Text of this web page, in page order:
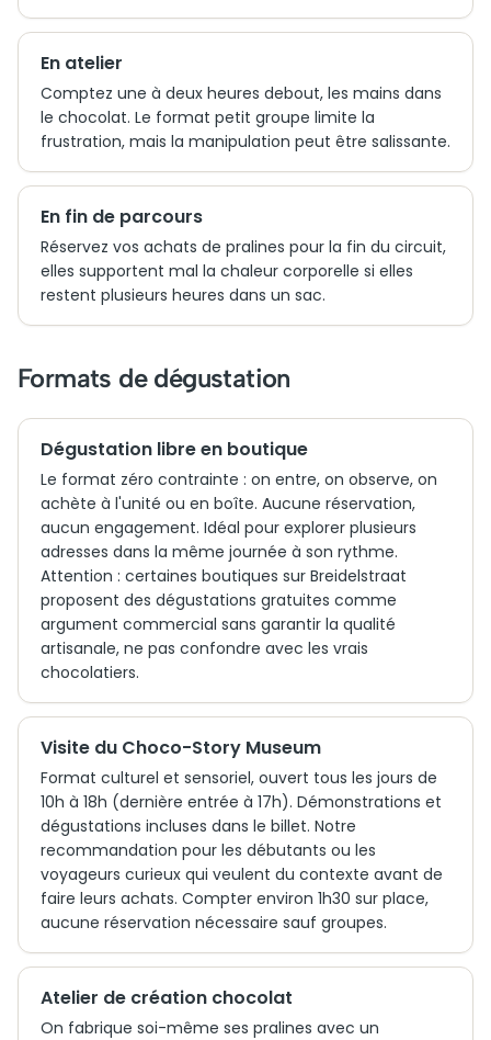
En atelier
Comptez une à deux heures debout, les mains dans
le chocolat. Le format petit groupe limite la
frustration, mais la manipulation peut être salissante.
En fin de parcours
Réservez vos achats de pralines pour la fin du circuit,
elles supportent mal la chaleur corporelle si elles
restent plusieurs heures dans un sac.
Formats de dégustation
Dégustation libre en boutique
Le format zéro contrainte : on entre, on observe, on
achète à l'unité ou en boîte. Aucune réservation,
aucun engagement. Idéal pour explorer plusieurs
adresses dans la même journée à son rythme.
Attention : certaines boutiques sur Breidelstraat
proposent des dégustations gratuites comme
argument commercial sans garantir la qualité
artisanale, ne pas confondre avec les vrais
chocolatiers.
Visite du Choco-Story Museum
Format culturel et sensoriel, ouvert tous les jours de
10h à 18h (dernière entrée à 17h). Démonstrations et
dégustations incluses dans le billet. Notre
recommandation pour les débutants ou les
voyageurs curieux qui veulent du contexte avant de
faire leurs achats. Compter environ 1h30 sur place,
aucune réservation nécessaire sauf groupes.
Atelier de création chocolat
On fabrique soi-même ses pralines avec un